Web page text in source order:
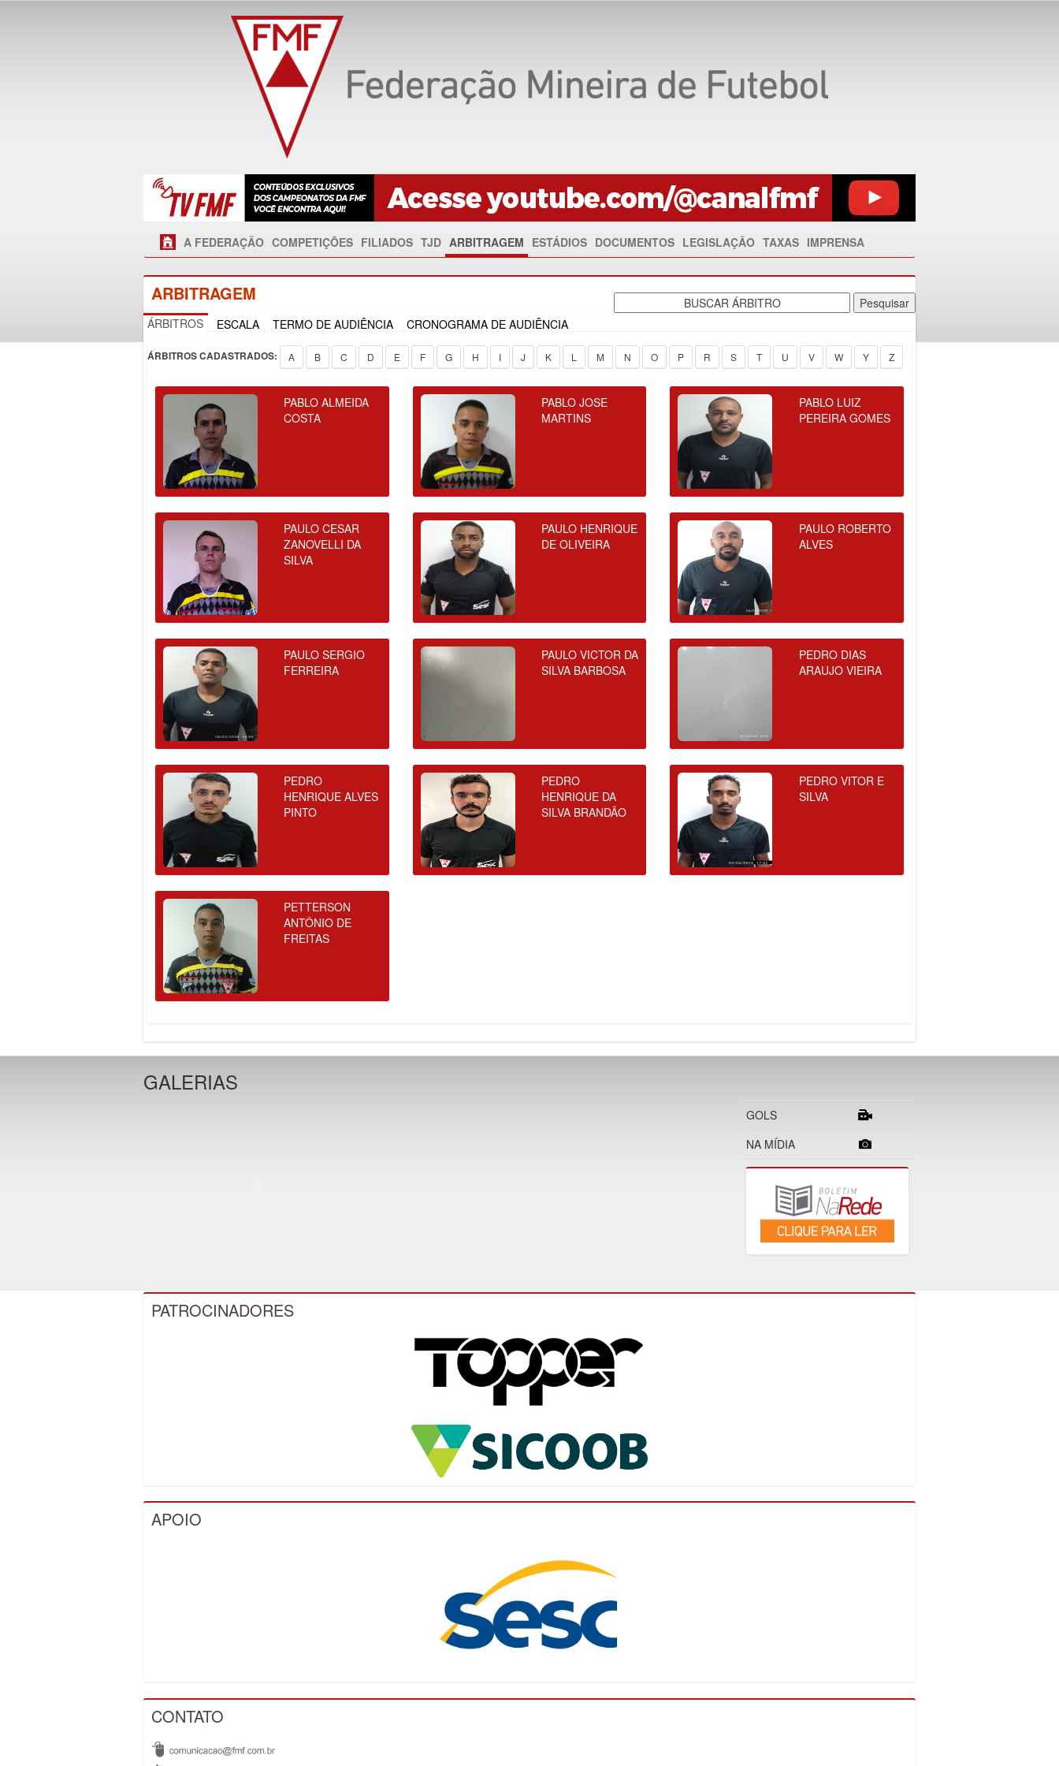
A FEDERAÇÃO COMPETIÇÕES FILIADOS TJD ARBITRAGEM ESTÁDIOS DOCUMENTOS LEGISLAÇÃO TAXAS IMPRENSA
ARBITRAGEM
ÁRBITROS ESCALA TERMO DE AUDIÊNCIA CRONOGRAMA DE AUDIÊNCIA
ÁRBITROS CADASTRADOS: A B C D E F G H I J K L M N O P R S T U V W Y Z
PABLO ALMEIDA
COSTA
PABLO JOSE
MARTINS
PABLO LUIZ
PEREIRA GOMES
PAULO CESAR
ZANOVELLI DA
SILVA
PAULO HENRIQUE
DE OLIVEIRA
PAULO ROBERTO
ALVES
PAULO SERGIO
FERREIRA
PAULO VICTOR DA
SILVA BARBOSA
PEDRO DIAS
ARAUJO VIEIRA
PEDRO
HENRIQUE ALVES
PINTO
PEDRO
HENRIQUE DA
SILVA BRANDÃO
PEDRO VITOR E
SILVA
PETTERSON
ANTÔNIO DE
FREITAS
GALERIAS
GOLS
NA MÍDIA
PATROCINADORES
APOIO
CONTATO